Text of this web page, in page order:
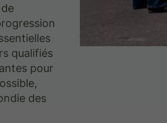
de
qualifiés
pour
des